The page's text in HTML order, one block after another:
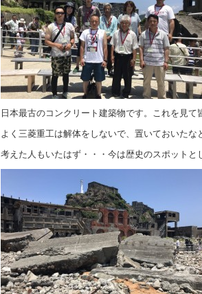
日本最古のコンクリート建築物です。これを見て
よく三菱重工は解体をしないで、置いておいたな
考えた人もいたはず・・・今は歴史のスポットと